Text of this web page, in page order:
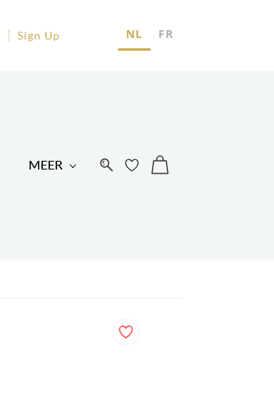
Sign Up NL FR
MEER